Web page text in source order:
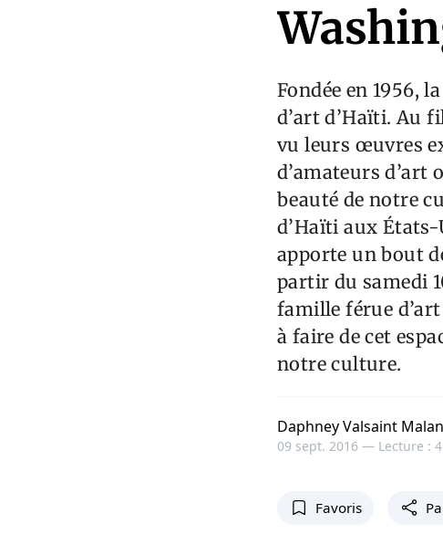
Fondée en 1956,
d’art d’Haïti. Au
vu leurs œuvres
d’amateurs
beauté de notre
d’Haïti aux
apporte un bout
partir du samedi
famille férue
à faire de cet
notre culture.
Daphney Valsaint
09 sept. 2016 — Lecture :
Favoris